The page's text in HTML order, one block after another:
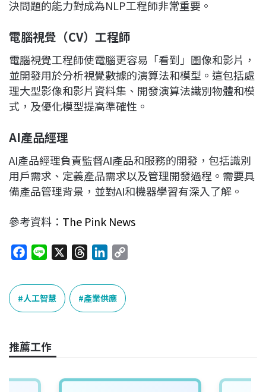
決問題的能力對成為NLP工程師非常重要。
電腦視覺（CV）工程師
電腦視覺工程師使電腦更容易「看到」圖像和影片，
並開發用於分析視覺數據的演算法和模型。這包括處
理大型影像和影片資料集、開發演算法識別物體和模
式，及優化模型提高準確性。
AI產品經理
AI產品經理負責監督AI產品和服務的開發，包括識別
用戶需求、定義產品需求以及管理開發過程。需要具
備產品管理背景，並對AI和機器學習有深入了解。
參考資料： The Pink News
c
e
b
o
k
n
e
r
e
a
n
k
e
n
k
人工智慧 產業供應
推薦工作